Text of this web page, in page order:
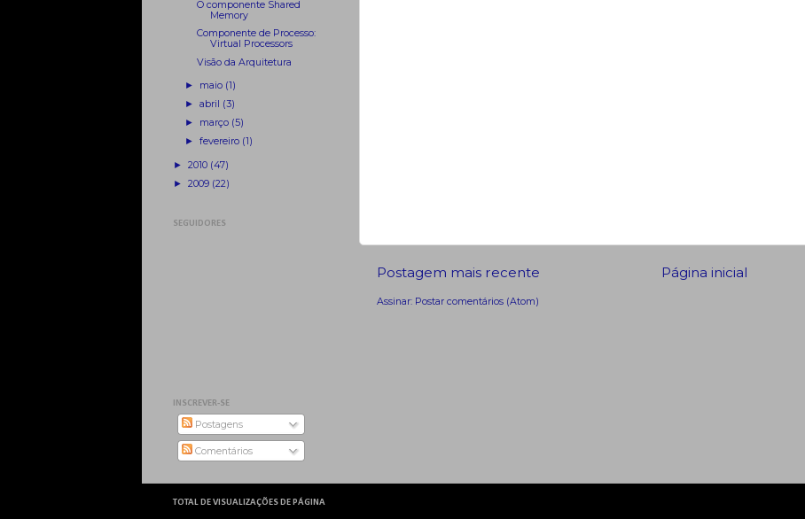
Postagem mais recente Página inicial
Assinar: Postar comentários (Atom)
O componente Shared
Memory
Componente de Processo:
Virtual Processors
Visão da Arquitetura
► maio (1)
► abril (3)
► março (5)
► fevereiro (1)
► 2010 (47)
► 2009 (22)
SEGUIDORES
INSCREVER-SE
Postagens
Comentários
TOTAL DE VISUALIZAÇÕES DE PÁGINA